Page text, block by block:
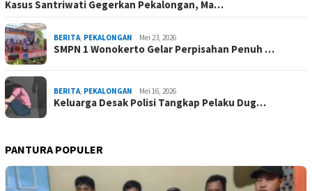
Kasus Santriwati Gegerkan Pekalongan, Ma…
BERITA, PEKALONGAN Mei 23, 2026
SMPN 1 Wonokerto Gelar Perpisahan Penuh …
BERITA, PEKALONGAN Mei 16, 2026
Keluarga Desak Polisi Tangkap Pelaku Dug…
PANTURA POPULER